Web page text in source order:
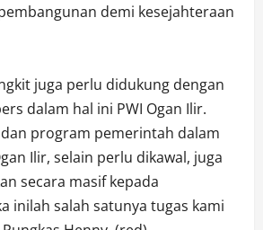
demi kesejahteraan
juga perlu didukung dengan
dalam hal ini PWI Ogan Ilir.
program pemerintah dalam
Ilir, selain perlu dikawal, juga
secara masif kepada
inilah salah satunya tugas kami